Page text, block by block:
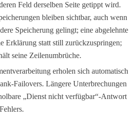
Feld derselben Seite getippt wird.
bleiben sichtbar, auch wenn
Speicherung gelingt; eine abgelehnte
Erklärung statt still zurückzuspringen;
seine Zeilenumbrüche.
erholen sich automatisch
Failovers. Längere Unterbrechungen
„Dienst nicht verfügbar“-Antwort